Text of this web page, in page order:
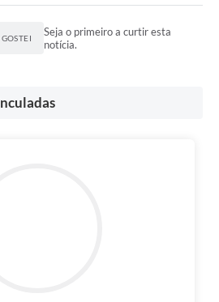
Seja o primeiro a curtir esta
notícia.